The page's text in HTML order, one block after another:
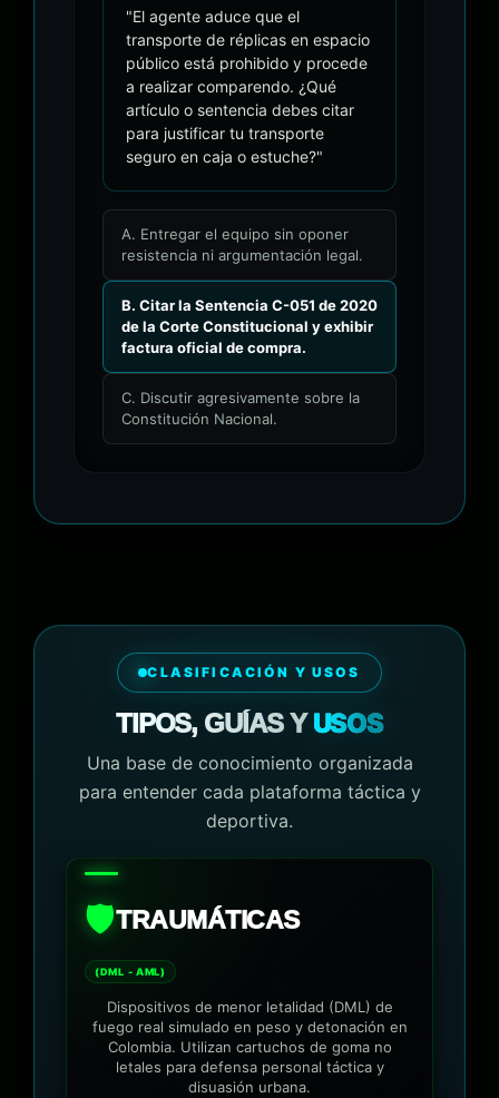
"El agente aduce que el
transporte de réplicas en espacio
público está prohibido y procede
a realizar comparendo. ¿Qué
artículo o sentencia debes citar
para justificar tu transporte
seguro en caja o estuche?"
A. Entregar el equipo sin oponer
resistencia ni argumentación legal.
B. Citar la Sentencia C-051 de 2020
de la Corte Constitucional y exhibir
factura oficial de compra.
C. Discutir agresivamente sobre la
Constitución Nacional.
CLASIFICACIÓN Y USOS
TIPOS, GUÍAS YUSOS
Una base de conocimiento organizada
para entender cada plataforma táctica y
deportiva.
🛡️TRAUMÁTICAS
(DML - AML)
Dispositivos de menor letalidad (DML) de
fuego real simulado en peso y detonación en
Colombia. Utilizan cartuchos de goma no
letales para defensa personal táctica y
disuasión urbana.